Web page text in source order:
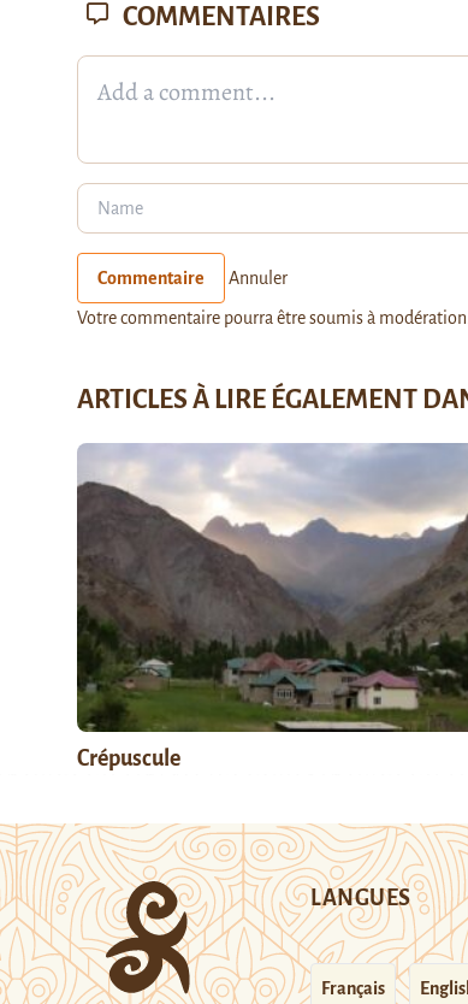
COMMENTAIRES
Commentaire Annuler
Votre commentaire pourra être soumis à modération.
ARTICLES À LIRE ÉGALEMENT
Crépuscule
LANGUES
Français